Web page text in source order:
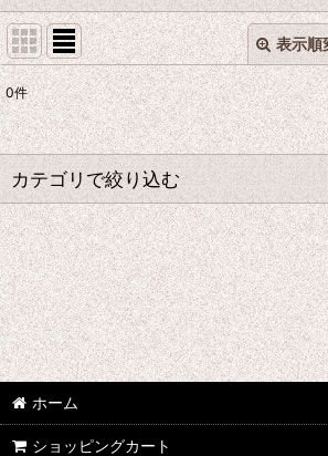
表示順
サブカテゴリ:
表示数:
並び順:
絞り込む
0件
カテゴリで絞り込む
その他 コスプレ衣装 (全商品)
その他
ホーム
ショッピングカート